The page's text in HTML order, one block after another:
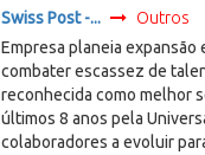
Swiss Post -...
Outros
Empresa planeia expansão
combater escassez de
reconhecida como melhor
últimos 8 anos pela
colaboradores a evoluir